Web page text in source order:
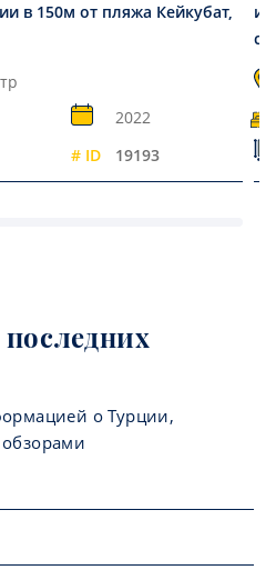
в 150м от пляжа Кейкубат,
2022
# ID 19193
последних
о Турции,